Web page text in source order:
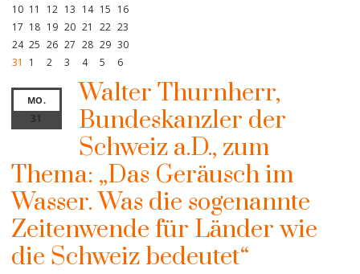
10 11 12 13 14 15 16
17 18 19 20 21 22 23
24 25 26 27 28 29 30
31
1 2 3 4 5 6
MO.
31
Walter Thurnherr,
Bundeskanzler der
Schweiz a.D., zum
Thema: „Das Geräusch im
Wasser. Was die sogenannte
Zeitenwende für Länder wie
die Schweiz bedeutet“